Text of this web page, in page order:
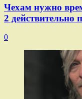
Чехам нужно
2 действительно
0